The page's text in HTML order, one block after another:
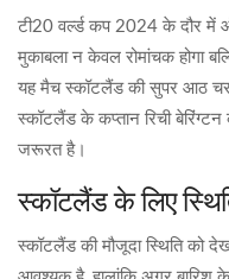
टी20 वर्ल्ड कप 2024 के दौर में
मुकाबला न केवल रोमांचक होगा
यह मैच स्कॉटलैंड की सुपर आठ चरण
स्कॉटलैंड के कप्तान रिची
जरूरत है।
स्कॉटलैंड के लिए
स्कॉटलैंड की मौजूदा स्थिति को